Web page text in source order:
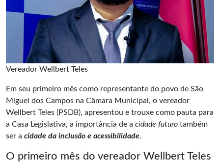
Vereador Wellbert Teles
Em seu primeiro mês como representante do povo de São
Miguel dos Campos na Câmara Municipal, o vereador
Wellbert Teles (PSDB), apresentou e trouxe como pauta para
a Casa Legislativa, a importância de a cidade futuro também
ser a cidade da inclusão e acessibilidade.
O primeiro mês do vereador Wellbert Teles